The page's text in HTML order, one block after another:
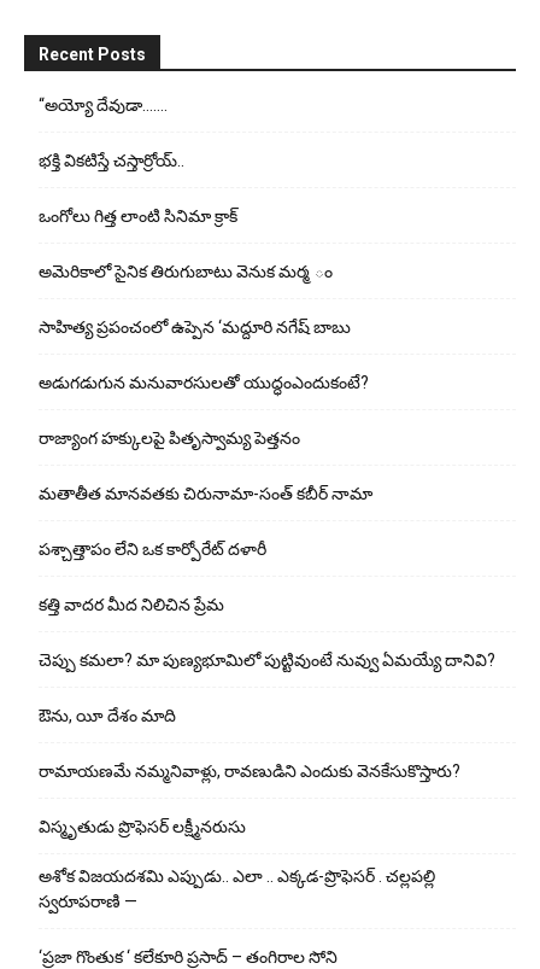
Recent Posts
“అయ్యో దేవుడా…….
భ‌క్తి విక‌టిస్తే చ‌స్తార్రోయ్‌..
ఒంగోలు గిత్త లాంటి సినిమా క్రాక్
అమెరికాలో సైనిక తిరుగుబాటు వెనుక మర్మ ం
సాహిత్య ప్రపంచంలో ఉప్పెన ‘మద్దూరి నగేష్ బాబు
అడుగ‌డుగున మ‌నువార‌సుల‌తో యుద్ధంఎందుకంటే?
రాజ్యాంగ హక్కులపై పితృస్వామ్య పెత్తనం
మతాతీత మానవతకు చిరునామా-సంత్ కబీర్ నామా
పశ్చాత్తాపం లేని ఒక కార్పోరేట్ దళారీ
కత్తి వాదర మీద నిలిచిన ప్రేమ
చెప్పు క‌మ‌లా? మా పుణ్యభూమిలో పుట్టివుంటే నువ్వు ఏమయ్యే దానివి?
ఔను, యీ దేశం మాది
రామాయణమే నమ్మనివాళ్లు, రావణుడిని ఎందుకు వెనకేసుకొస్తారు?
విస్మృతుడు ప్రొఫెసర్ లక్ష్మీనరుసు
అశోక విజ‌య‌ద‌శ‌మి ఎప్పుడు.. ఎలా .. ఎక్క‌డ‌-ప్రొఫెసర్ . చల్లపల్లి
స్వరూపరాణి —
‘ప్రజా గొంతుక ‘ కలేకూరి ప్రసాద్ – తంగిరాల సోని